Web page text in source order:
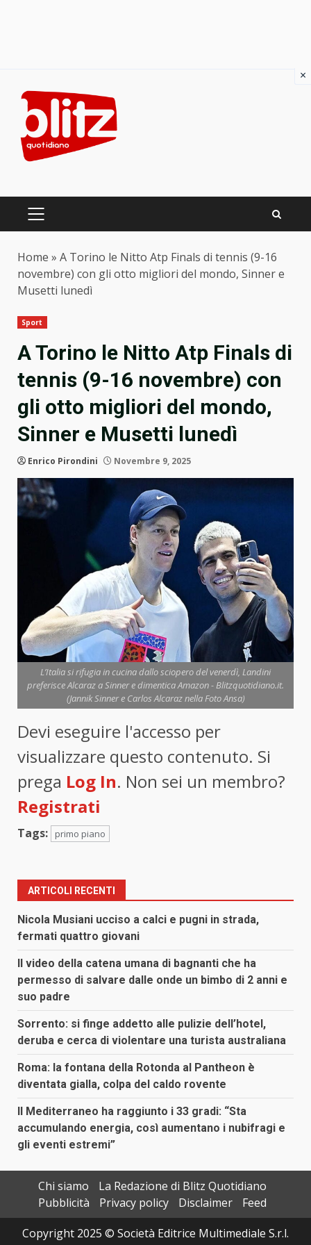
content
PRIMARY
Home » A Torino le Nitto Atp Finals di tennis (9-16
novembre) con gli otto migliori del mondo, Sinner e
Musetti lunedì
Sport
A Torino le Nitto Atp Finals di
tennis (9-16 novembre) con
gli otto migliori del mondo,
Sinner e Musetti lunedì
Enrico Pirondini Novembre 9, 2025
L’Italia si rifugia in cucina dallo sciopero del venerdì, Landini
preferisce Alcaraz a Sinner e dimentica Amazon - Blitzquotidiano.it.
(Jannik Sinner e Carlos Alcaraz nella Foto Ansa)
Devi eseguire l'accesso per
visualizzare questo contenuto. Si
prega Log In. Non sei un membro?
Registrati
Tags: primo piano
ARTICOLI RECENTI
Nicola Musiani ucciso a calci e pugni in strada,
fermati quattro giovani
Il video della catena umana di bagnanti che ha
permesso di salvare dalle onde un bimbo di 2 anni e
suo padre
Sorrento: si finge addetto alle pulizie dell’hotel,
deruba e cerca di violentare una turista australiana
Roma: la fontana della Rotonda al Pantheon è
diventata gialla, colpa del caldo rovente
Il Mediterraneo ha raggiunto i 33 gradi: “Sta
accumulando energia, così aumentano i nubifragi e
gli eventi estremi”
Chi siamo
La Redazione di Blitz Quotidiano
Pubblicità
Privacy policy Disclaimer
Feed
Copyright 2025 © Società Editrice Multimediale S.r.l.
×